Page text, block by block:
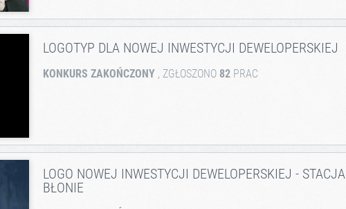
LOGOTYP DLA NOWEJ INWESTYCJI DEWELOPERSKIEJ
KONKURS ZAKOŃCZONY , ZGŁOSZONO 82 PRAC
LOGO NOWEJ INWESTYCJI DEWELOPERSKIEJ - STACJA
BŁONIE